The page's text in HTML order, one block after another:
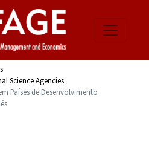
Science Agencies
Países de Desenvolvimento